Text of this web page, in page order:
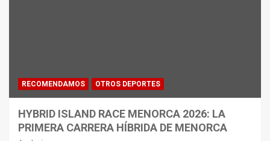
RECOMENDAMOS OTROS DEPORTES
HYBRID ISLAND RACE MENORCA 2026: LA
PRIMERA CARRERA HÍBRIDA DE MENORCA